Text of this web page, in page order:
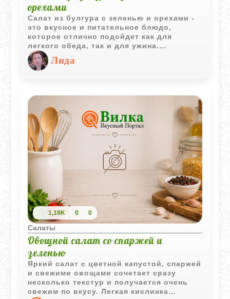
орехами
Салат из булгура с зеленью и орехами -
это вкусное и питательное блюдо,
которое отлично подойдет как для
легкого обеда, так и для ужина.
Сочетание крупы с ароматной зеленью и
хрустящими орехами не только радует
вкусовые рецепторы, но и обогащает
Лида
1,18K 0 0
Салаты
Овощной салат со спаржей и
зеленью
Яркий салат с цветной капустой, спаржей
и свежими овощами сочетает сразу
несколько текстур и получается очень
свежим по вкусу. Легкая кислинка